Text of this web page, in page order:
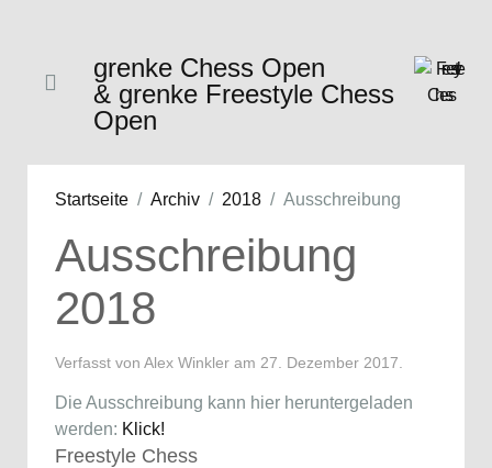
grenke Chess Open
& grenke Freestyle Chess
Open
Startseite Archiv 2018 Ausschreibung
Ausschreibung
2018
Verfasst von Alex Winkler am 27. Dezember 2017
Die Ausschreibung kann hier heruntergeladen
werden: Klick!
Freestyle Chess